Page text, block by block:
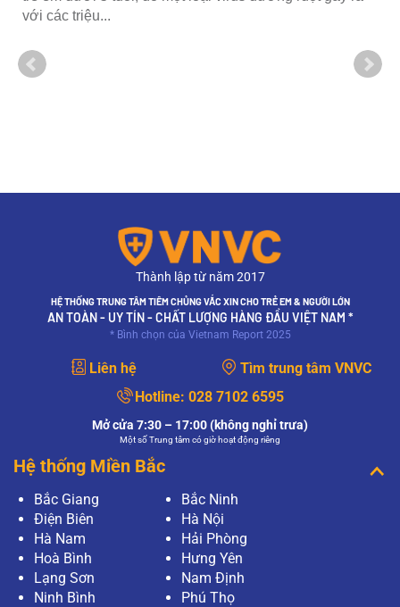
với các triệu...
Thành lập từ năm 2017
HỆ THỐNG TRUNG TÂM TIÊM CHỦNG VẮC XIN CHO TRẺ EM & NGƯỜI LỚN
AN TOÀN - UY TÍN - CHẤT LƯỢNG HÀNG ĐẦU VIỆT NAM *
* Bình chọn của Vietnam Report 2025
Liên hệ
Tìm trung tâm VNVC
Hotline: 028 7102 6595
Mở cửa 7:30 – 17:00 (không nghỉ trưa)
Một số Trung tâm có giờ hoạt động riêng
Hệ thống Miền Bắc
Bắc Giang
Bắc Ninh
Điện Biên
Hà Nội
Hà Nam
Hải Phòng
Hoà Bình
Hưng Yên
Lạng Sơn
Nam Định
Ninh Bình
Phú Thọ